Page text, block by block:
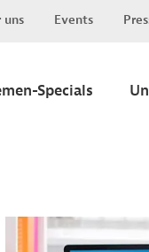
uns Events
Specials